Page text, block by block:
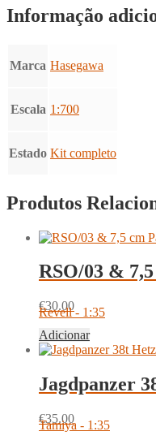
Informação
Marca Hasegawa
Escala 1:700
Estado Kit completo
Produtos
RSO/03 &
€30.00
Revell - 1:35
Adicionar
Jagdpanzer
€35.00
Tamiya - 1:35